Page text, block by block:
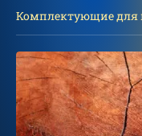
Комплектующие для